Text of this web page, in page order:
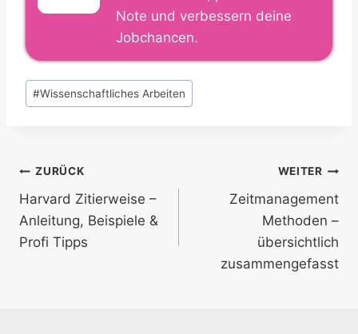
Note und verbessern deine
Jobchancen.
Schlagworte:
#Wissenschaftliches Arbeiten
Beitragsnavigation
ZURÜCK
Harvard Zitierweise –
Anleitung, Beispiele &
Profi Tipps
WEITER
Zeitmanagement
Methoden –
übersichtlich
zusammengefasst